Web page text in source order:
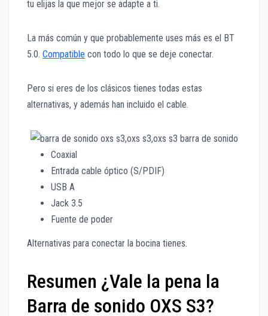
tu elijas la que mejor se adapte a ti.
La más común y que probablemente uses más es el BT
5.0. Compatible con todo lo que se deje conectar.
Pero si eres de los clásicos tienes todas estas
alternativas, y además han incluido el cable.
Coaxial
Entrada cable óptico (S/PDIF)
USB A
Jack 3.5
Fuente de poder
Alternativas para conectar la bocina tienes.
Resumen ¿Vale la pena la
Barra de sonido OXS S3?